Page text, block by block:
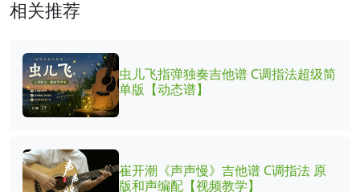
相关推荐
虫儿飞指弹独奏吉他谱 C调指法超级简
单版【动态谱】
崔开潮《声声慢》吉他谱 C调指法 原
版和声编配【视频教学】